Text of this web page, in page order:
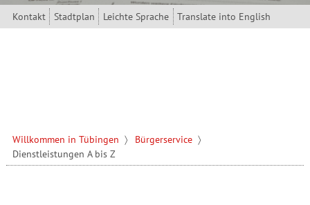
Kontakt Stadtplan Leichte Sprache Translate into English
Willkommen in Tübingen
Bürgerservice
Dienstleistungen A bis Z